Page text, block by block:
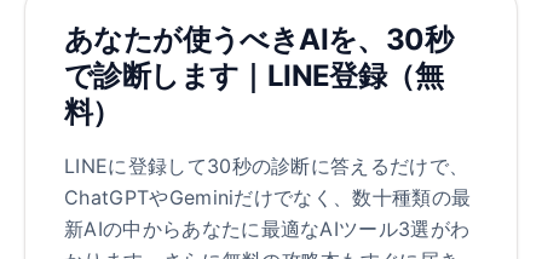
あなたが使うべきAIを、30秒
で診断します｜LINE登録（無
料）
LINEに登録して30秒の診断に答えるだけで、
ChatGPTやGeminiだけでなく、数十種類の最
新AIの中からあなたに最適なAIツール3選がわ